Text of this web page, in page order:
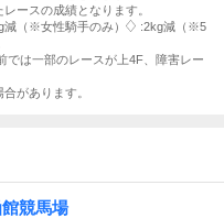
ースの成績となります。
減（※女性騎手のみ）
:2kg減（※5
は一部のレースが上4F、障害レー
があります。
館競馬場